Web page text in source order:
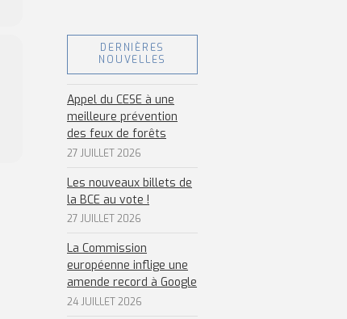
DERNIÈRES
NOUVELLES
Appel du CESE à une
meilleure prévention
des feux de forêts
27 JUILLET 2026
Les nouveaux billets de
la BCE au vote !
27 JUILLET 2026
La Commission
européenne inflige une
amende record à Google
24 JUILLET 2026